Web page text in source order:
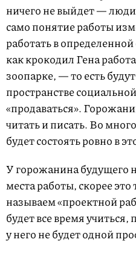
ничего не выйдет —
само понятие работы
работать в
как крокодил Гена
зоопарке, — то есть
пространстве
«продаваться».
читать и писать. Во
будет состоять ровно в
У горожанина будущего
места работы, скорее это
называем «проектной
будет все время
у него не будет одной